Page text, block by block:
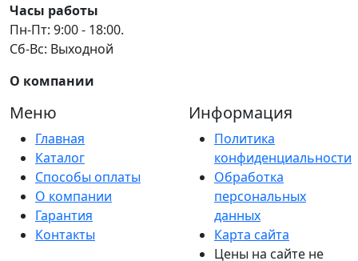
Часы работы
Пн-Пт: 9:00 - 18:00.
Сб-Вс: Выходной
О компании
Меню
Главная
Каталог
Способы оплаты
О компании
Гарантия
Контакты
Информация
Политика
конфиденциальности
Обработка
персональных
данных
Карта сайта
Цены на сайте не